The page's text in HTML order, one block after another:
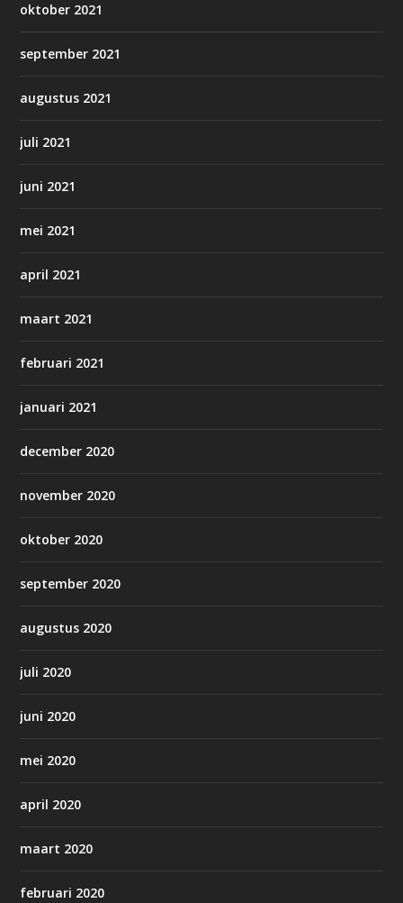
oktober 2021
september 2021
augustus 2021
juli 2021
juni 2021
mei 2021
april 2021
maart 2021
februari 2021
januari 2021
december 2020
november 2020
oktober 2020
september 2020
augustus 2020
juli 2020
juni 2020
mei 2020
april 2020
maart 2020
februari 2020